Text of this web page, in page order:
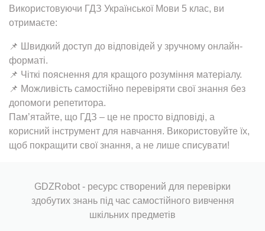
Використовуючи ГДЗ Української Мови 5 клас, ви
отримаєте:
📌 Швидкий доступ до відповідей у зручному онлайн-
форматі.
📌 Чіткі пояснення для кращого розуміння матеріалу.
📌 Можливість самостійно перевіряти свої знання без
допомоги репетитора.
Пам’ятайте, що ГДЗ – це не просто відповіді, а
корисний інструмент для навчання. Використовуйте їх,
щоб покращити свої знання, а не лише списувати!
GDZRobot - ресурс створений для перевірки
здобутих знань під час самостійного вивчення
шкільних предметів